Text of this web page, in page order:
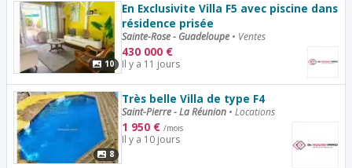
10
En Exclusivite Villa F5 avec piscine dans
résidence prisée
Sainte-Rose - Guadeloupe • Ventes
430 000 €
Il y a 11 jours
8
Très belle Villa de type F4
Saint-Pierre - La Réunion • Locations
1 950 € /mois
Il y a 10 jours